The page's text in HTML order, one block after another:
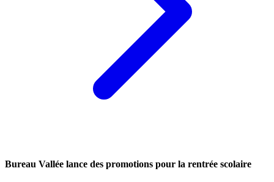
Bureau Vallée lance des promotions pour la rentrée scolaire